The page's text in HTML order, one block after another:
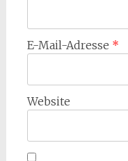
E-Mail-Adresse *
Website